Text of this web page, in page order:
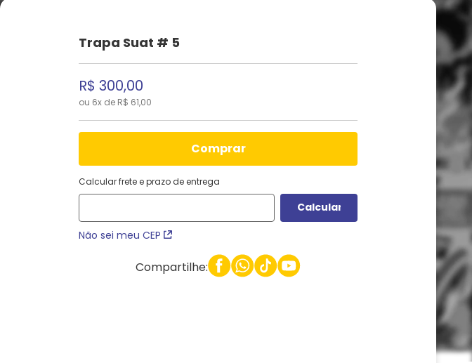
Trapa Suat # 5
R$ 300,00
ou 6x de R$ 61,00
comprar
Calcular frete e prazo de entrega
Não sei meu CEP
Compartilhe: